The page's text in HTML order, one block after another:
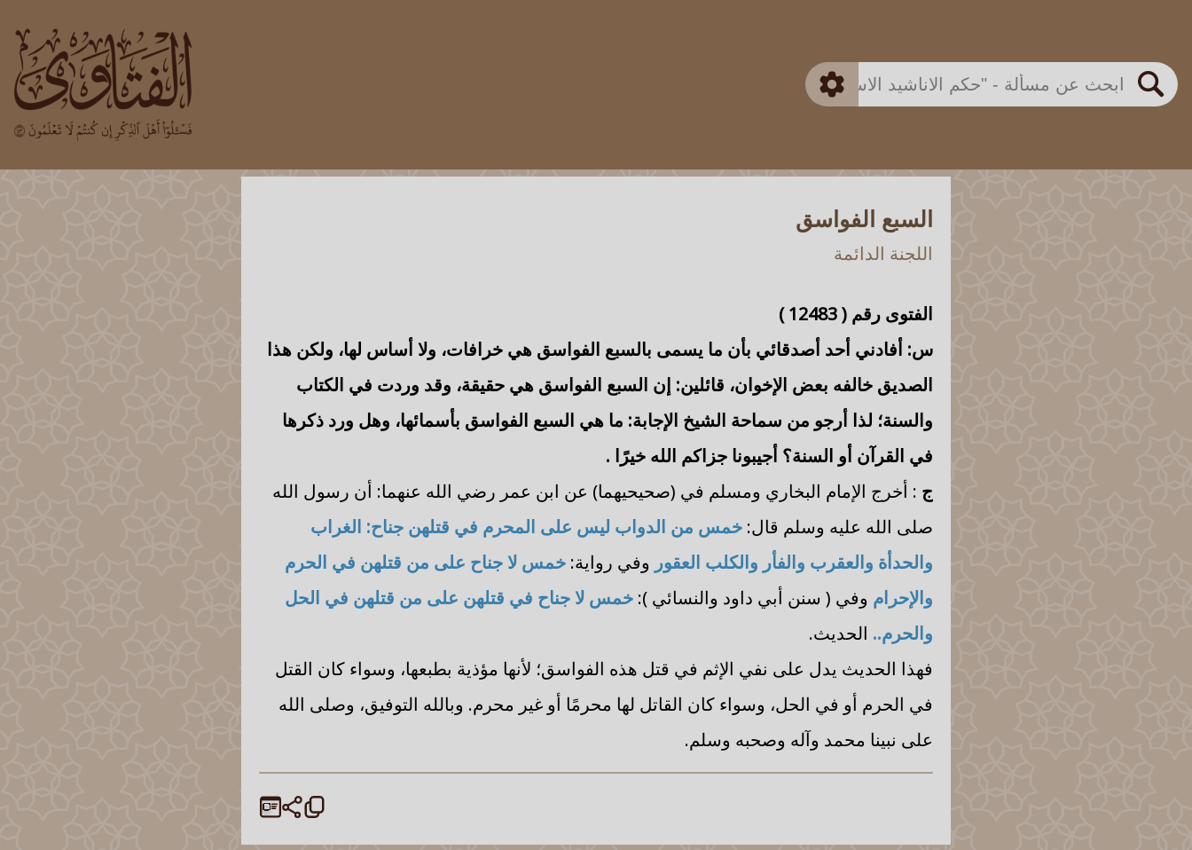
بحث
اللجنة الدائمة
متقدم
السبع الفواسق
اللجنة الدائمة
الفتوى رقم (12483
)
س: أفادني أحد أصدقائي بأن ما يسمى بالسبع الفواسق هي خرافات، ولا أساس لها، ولكن هذا
الصديق خالفه بعض الإخوان، قائلين: إن السبع الفواسق هي حقيقة، وقد وردت في الكتاب
والسنة؛ لذا أرجو من سماحة الشيخ الإجابة: ما هي السبع الفواسق بأسمائها، وهل ورد ذكرها
في القرآن أو السنة؟ أجيبونا جزاكم الله خيرًا .
ج : أخرج الإمام البخاري ومسلم في (صحيحيهما) عن ابن عمر رضي الله عنهما: أن رسول الله
صلى الله عليه وسلم قال: خمس من الدواب ليس على المحرم في قتلهن جناح: الغراب
والحدأة والعقرب والفأر والكلب العقور وفي رواية: خمس لا جناح على من قتلهن في الحرم
والإحرام وفي ( سنن أبي داود والنسائي ): خمس لا جناح في قتلهن على من قتلهن في الحل
والحرم.. الحديث.
فهذا الحديث يدل على نفي الإثم في قتل هذه الفواسق؛ لأنها مؤذية بطبعها، وسواء كان القتل
في الحرم أو في الحل، وسواء كان القاتل لها محرمًا أو غير محرم. وبالله التوفيق، وصلى الله
على نبينا محمد وآله وصحبه وسلم.